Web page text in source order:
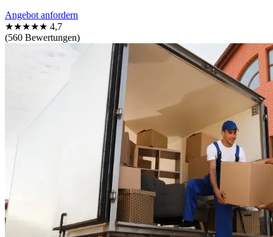
Angebot anfordern
★★★★★ 4,7
(560 Bewertungen)